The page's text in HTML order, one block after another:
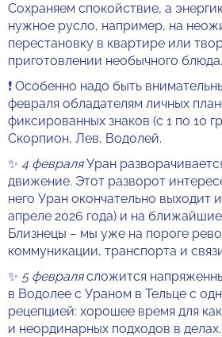
Сохраняем спокойствие, а
нужное русло, например, на
перестановку в квартире или
приготовлении необычного блюда.
❗️ Особенно надо быть
февраля обладателям личных
фиксированных знаков (с 1 по 10
Скорпион, Лев, Водолей.
✨ 4 февраляУран
движение. Этот разворот
него Уран окончательно выходит
апреле 2026 года) и на ближайшие
Близнецы – мы уже на пороге
коммуникации, транспорта и
✨ 5 февралясложится
в Водолее с Ураном в Тельце с
рецепцией: хорошее время для
и неординарных подходов в